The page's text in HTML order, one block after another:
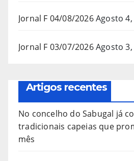
Jornal F 04/08/2026Agosto
Jornal F 03/07/2026Agosto
Artigos recentes
No concelho do Sabugal já
tradicionais capeias que
mês